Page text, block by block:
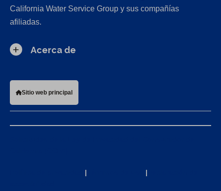
California Water Service Group y sus compañías
afiliadas.
Acerca de
Sitio web principal
| |